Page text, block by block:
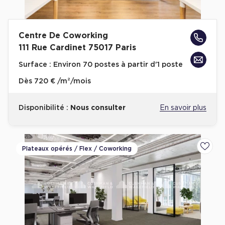
Centre De Coworking
111 Rue Cardinet 75017 Paris
Surface : Environ 70 postes à partir d'1 poste
Dès 720 € /m²/mois
Disponibilité : Nous consulter En savoir plus
Plateaux opérés / Flex / Coworking